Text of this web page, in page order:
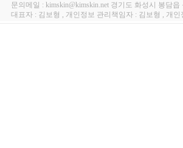
문의메일 : kimskin@kimskin.net 경기도 화성시 봉담
대표자 : 김보형 , 개인정보 관리책임자 : 김보형 , 개